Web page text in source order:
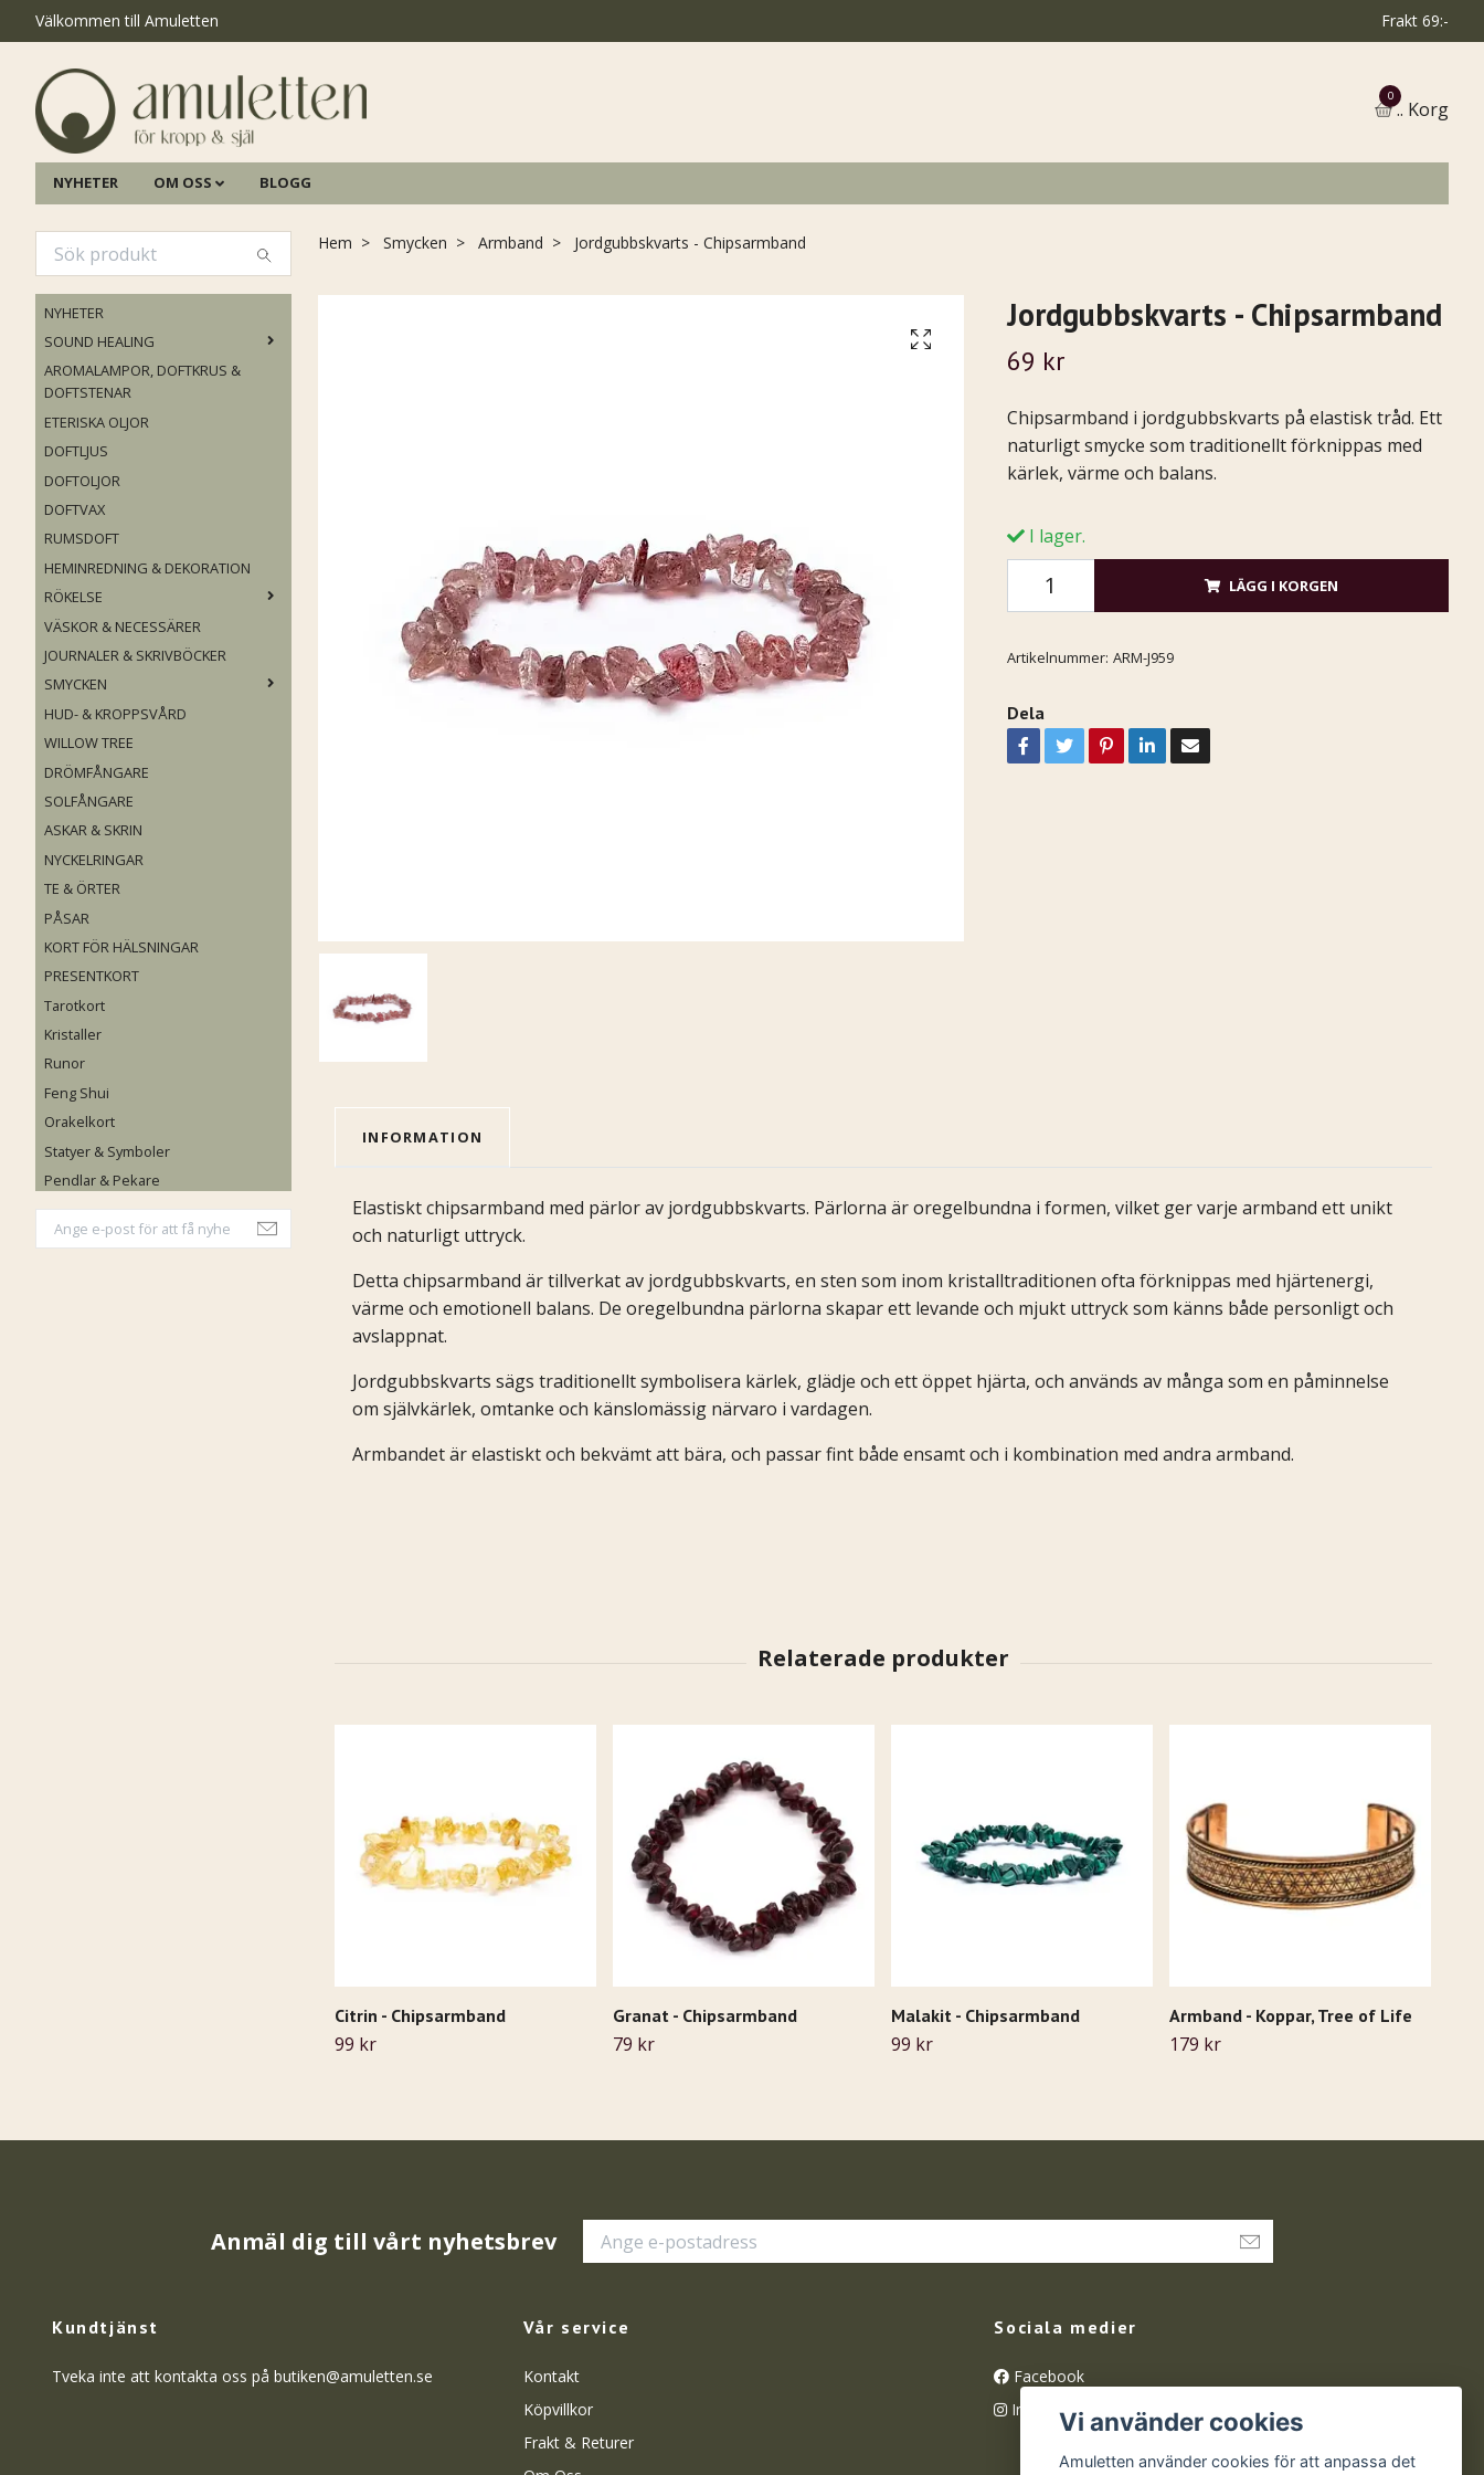
Välkommen till Amuletten Frakt 69:-
0
.. Korg
NYHETER OM OSS BLOGG
NYHETER
SOUND HEALING
AROMALAMPOR, DOFTKRUS &
DOFTSTENAR
ETERISKA OLJOR
DOFTLJUS
DOFTOLJOR
DOFTVAX
RUMSDOFT
HEMINREDNING & DEKORATION
RÖKELSE
VÄSKOR & NECESSÄRER
JOURNALER & SKRIVBÖCKER
SMYCKEN
HUD- & KROPPSVÅRD
WILLOW TREE
DRÖMFÅNGARE
SOLFÅNGARE
ASKAR & SKRIN
NYCKELRINGAR
TE & ÖRTER
PÅSAR
KORT FÖR HÄLSNINGAR
PRESENTKORT
Tarotkort
Kristaller
Runor
Feng Shui
Orakelkort
Statyer & Symboler
Pendlar & Pekare
Hem Smycken Armband Jordgubbskvarts - Chipsarmband
Jordgubbskvarts - Chipsarmband
69 kr
Chipsarmband i jordgubbskvarts på elastisk tråd. Ett
naturligt smycke som traditionellt förknippas med
kärlek, värme och balans.
I lager.
LÄGG I KORGEN
Artikelnummer: ARM-J959
Dela
INFORMATION
Elastiskt chipsarmband med pärlor av jordgubbskvarts. Pärlorna är oregelbundna i formen, vilket ger varje armband ett unikt
och naturligt uttryck.
Detta chipsarmband är tillverkat av jordgubbskvarts, en sten som inom kristalltraditionen ofta förknippas med hjärtenergi,
värme och emotionell balans. De oregelbundna pärlorna skapar ett levande och mjukt uttryck som känns både personligt och
avslappnat.
Jordgubbskvarts sägs traditionellt symbolisera kärlek, glädje och ett öppet hjärta, och används av många som en påminnelse
om självkärlek, omtanke och känslomässig närvaro i vardagen.
Armbandet är elastiskt och bekvämt att bära, och passar fint både ensamt och i kombination med andra armband.
Citrin - Chipsarmband
99 kr
Granat - Chipsarmband
79 kr
Malakit - Chipsarmband
99 kr
Armband - Koppar, Tree of Life
179 kr
Anmäl dig till vårt nyhetsbrev
Kundtjänst
Tveka inte att kontakta oss på butiken@amuletten.se
Vår service
Kontakt
Köpvillkor
Frakt & Returer
Sociala medier
Facebook
InstagramVi använder cookies
Amuletten använder cookies för att anpassa det